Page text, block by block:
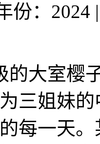
份：2024 |
大室樱子
三姐妹
每一天